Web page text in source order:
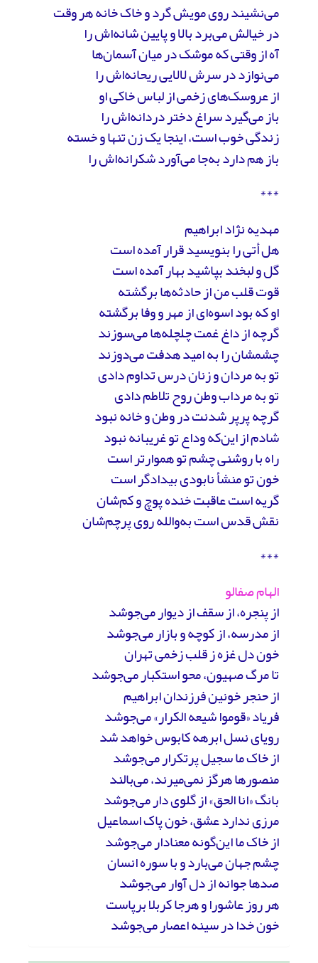
می‌نشیند روی مویش گرد و خاک خانه هر وقت
در خیالش می‌برد بالا و پایین شانه‌اش را
آه از وقتی که موشک در میان آسمان‌ها
می‌نوازد در سرش لالایی ریحانه‌اش را
از عروسک‌های زخمی از لباس خاکی او
باز می‌گیرد سراغ دختر دردانه‌اش را
زندگی خوب است، اینجا یک زن تنها و خسته
باز هم دارد به‌جا می‌آورد شکرانه‌اش را
***
مهدیه نژاد ابراهیم
هل أتی را بنویسید قرار آمده‌ است
گل و لبخند بپاشید بهار آمده است
قوت قلب من از حادثه‌ها برگشته
او که بود اسوه‌ای از مهر و وفا برگشته
گرچه از داغ غمت چلچله‌ها می‌سوزند
چشمشان را به امید هدفت می‌دوزند
تو به مردان و زنان درس تداوم دادی
تو به مرداب وطن روح تلاطم دادی
گرچه پرپر شدنت در وطن و خانه نبود
شادم از این‌که وداع تو غریبانه نبود
راه با روشنی چشم تو هموارتر است
خون تو منشأ نابودی بیدادگر است
گریه است عاقبت خنده‌ پوچ و کم‌شان
نقش قدس است به‌والله روی پرچم‌شان
***
الهام صفالو
از پنجره، از سقف از دیوار می‌جوشد
از مدرسه، از کوچه و بازار می‌جوشد
خون دل غزه ز قلب زخمی تهران
تا مرگ صهیون، محو استکبار می‌جوشد
از حنجر خونین فرزندان ابراهیم
فریاد «قوموا شیعه الکرار» می‌جوشد
رویای نسل ابرهه کابوس خواهد شد
از خاک ما سجیل پرتکرار می‌جوشد
منصورها هرگز نمی‌میرند، می‌بالند
بانگ «انا الحق» از گلوی دار می‌جوشد
مرزی ندارد عشق، خون پاک اسماعیل
از خاک ما این‌گونه معنادار می‌جوشد
چشم جهان می‌بارد و با سوره انسان
صدها جوانه از دل آوار می‌جوشد
هر روز عاشورا و هرجا کربلا برپاست
خون خدا در سینه‌ اعصار می‌جوشد